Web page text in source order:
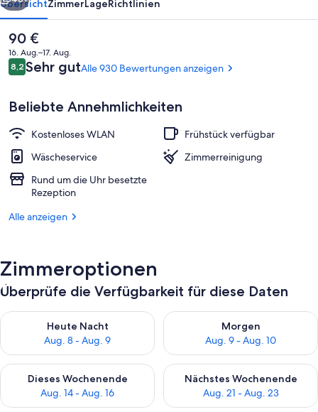
Flur
ÜbersichtZimmerLageRichtlinien
Der
aktuelle
Preis
beträgt
90 €
16. Aug.–17. Aug.
Bewertungen
8,28,2 von 10.
Sehr gutAlle 930 Bewertungen anzeigen
Beliebte Annehmlichkeiten
Kostenloses WLAN
Frühstück verfügbar
Wäscheservice
Zimmerreinigung
Rund um die Uhr besetzte
Rezeption
Alle anzeigen
Zimmeroptionen
Überprüfe die Verfügbarkeit für diese Daten
Heute Nacht
Aug. 8 - Aug. 9
Überprüfe die Verfügbarkeit für heute Nacht, Aug. 8 - Aug. 9.
Morgen
Aug. 9 - Aug. 10
Überprüfe die Verfügbarkeit
Dieses Wochenende
Aug. 14 - Aug. 16
Überprüfe die Verfügbarkeit für dieses Wochenende, Aug. 14
Nächstes Wochenende
Aug. 21 - Aug. 23
Überprüfe die Verfügbarkeit